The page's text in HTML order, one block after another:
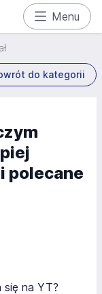
Menu
do kategorii
polecane